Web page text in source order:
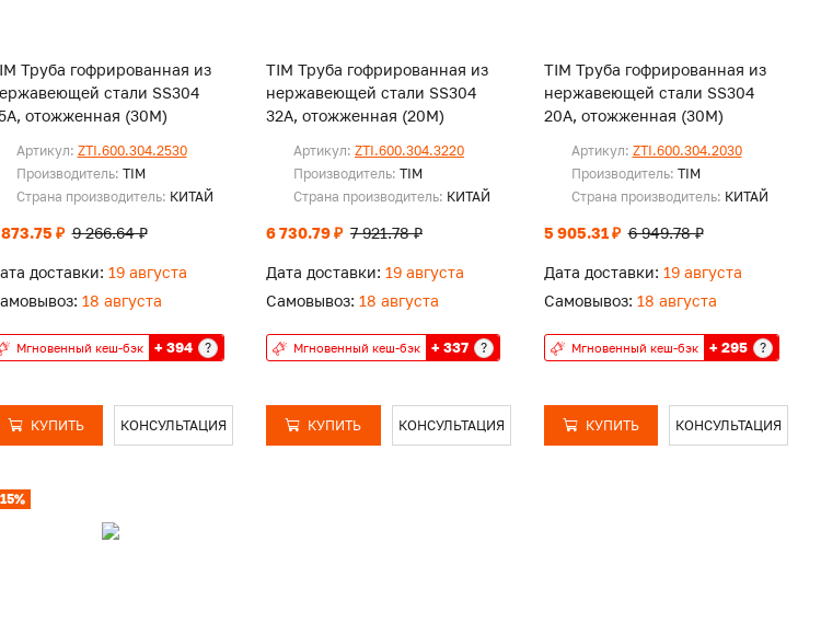
Труба гофрированная из
стали SS304
отожженная (30M)
Артикул: ZTI.600.304.2530
Производитель: TIM
Страна производитель: КИТАЙ
₽ 9 266.64 ₽
доставки: 19 августа
18 августа
Мгновенный кеш-бэк + 394 ?
КУПИТЬ КОНСУЛЬТАЦИЯ
TIM Труба гофрированная из
нержавеющей стали SS304
32А, отожженная (20M)
Артикул: ZTI.600.304.3220
Производитель: TIM
Страна производитель: КИТАЙ
6 730.79 ₽ 7 921.78 ₽
Дата доставки: 19 августа
Самовывоз: 18 августа
Мгновенный кеш-бэк + 337 ?
КУПИТЬ КОНСУЛЬТАЦИЯ
TIM Труба гофрированная из
нержавеющей стали SS304
20А, отожженная (30M)
Артикул: ZTI.600.304.2030
Производитель: TIM
Страна производитель: КИТАЙ
5 905.31 ₽ 6 949.78 ₽
Дата доставки: 19 августа
Самовывоз: 18 августа
Мгновенный кеш-бэк + 295 ?
КУПИТЬ КОНСУЛЬТАЦИЯ